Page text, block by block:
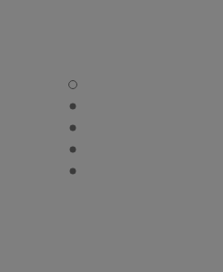
N°1 DE CHANEL FONDO
N°1 DE CHANEL FONDO
N°1 DE CHANEL FONDO
N°1 DE CHANEL FONDO
N°1 DE CHANEL FONDO